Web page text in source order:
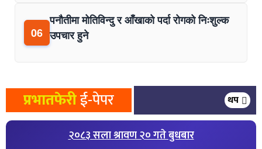
06
पनौतीमा मोतिविन्दु र आँखाको पर्दा रोगको निःशुल्क
उपचार हुने
प्रभातफेरीई-पेपर थप
२०८३ सला श्रावण २० गते बुधबार